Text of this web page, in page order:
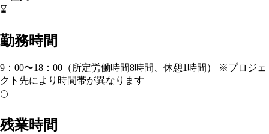
⌛
勤務時間
9：00〜18：00（所定労働時間8時間、休憩1時間） ※プロジェ
クト先により時間帯が異なります
🌕
残業時間